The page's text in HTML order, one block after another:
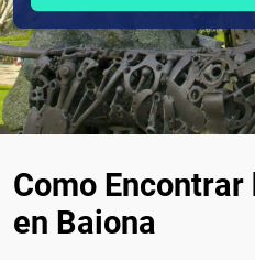
Como
en Baiona